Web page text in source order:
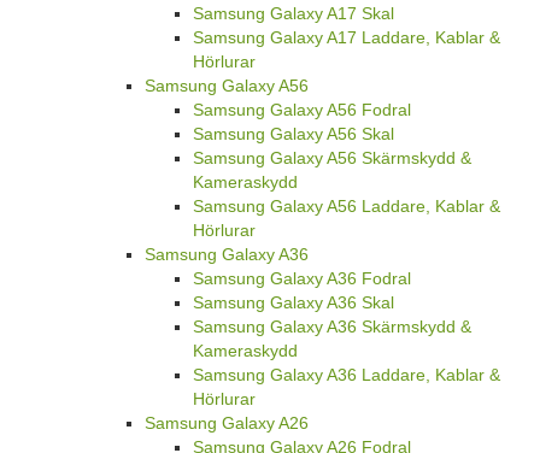
Samsung Galaxy A17 Skal
Samsung Galaxy A17 Laddare, Kablar &
Hörlurar
Samsung Galaxy A56
Samsung Galaxy A56 Fodral
Samsung Galaxy A56 Skal
Samsung Galaxy A56 Skärmskydd &
Kameraskydd
Samsung Galaxy A56 Laddare, Kablar &
Hörlurar
Samsung Galaxy A36
Samsung Galaxy A36 Fodral
Samsung Galaxy A36 Skal
Samsung Galaxy A36 Skärmskydd &
Kameraskydd
Samsung Galaxy A36 Laddare, Kablar &
Hörlurar
Samsung Galaxy A26
Samsung Galaxy A26 Fodral